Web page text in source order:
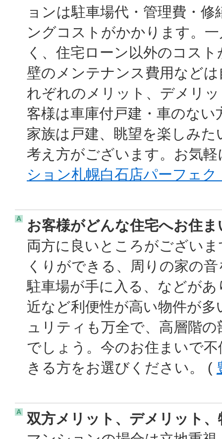
ョンは駐車場代・管理費・
ングコストがかかります。
く、住宅ローン以外のコス
壁のメンテナンス費用など
れぞれのメリット、デメリ
客様は車庫付戸建・車のな
家族は戸建、眺望を楽しみ
考え方がございます。お気
ション札幌白石店パーフェ
A
お客様がどんな住宅へお住
両方に良いところがござい
くりができる、周りの家の
駐車場が手に入る、などが
近など利便性が高い物件が
ュリティも万全で、高層階
でしょう。今のお住まいで
きる方をお選びください。 (
A
双方メリット、デメリット